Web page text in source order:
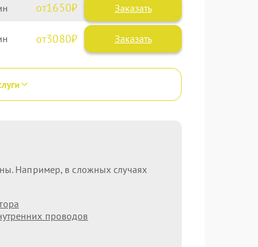
1650
3080
Например, в сложных случаях
проводов